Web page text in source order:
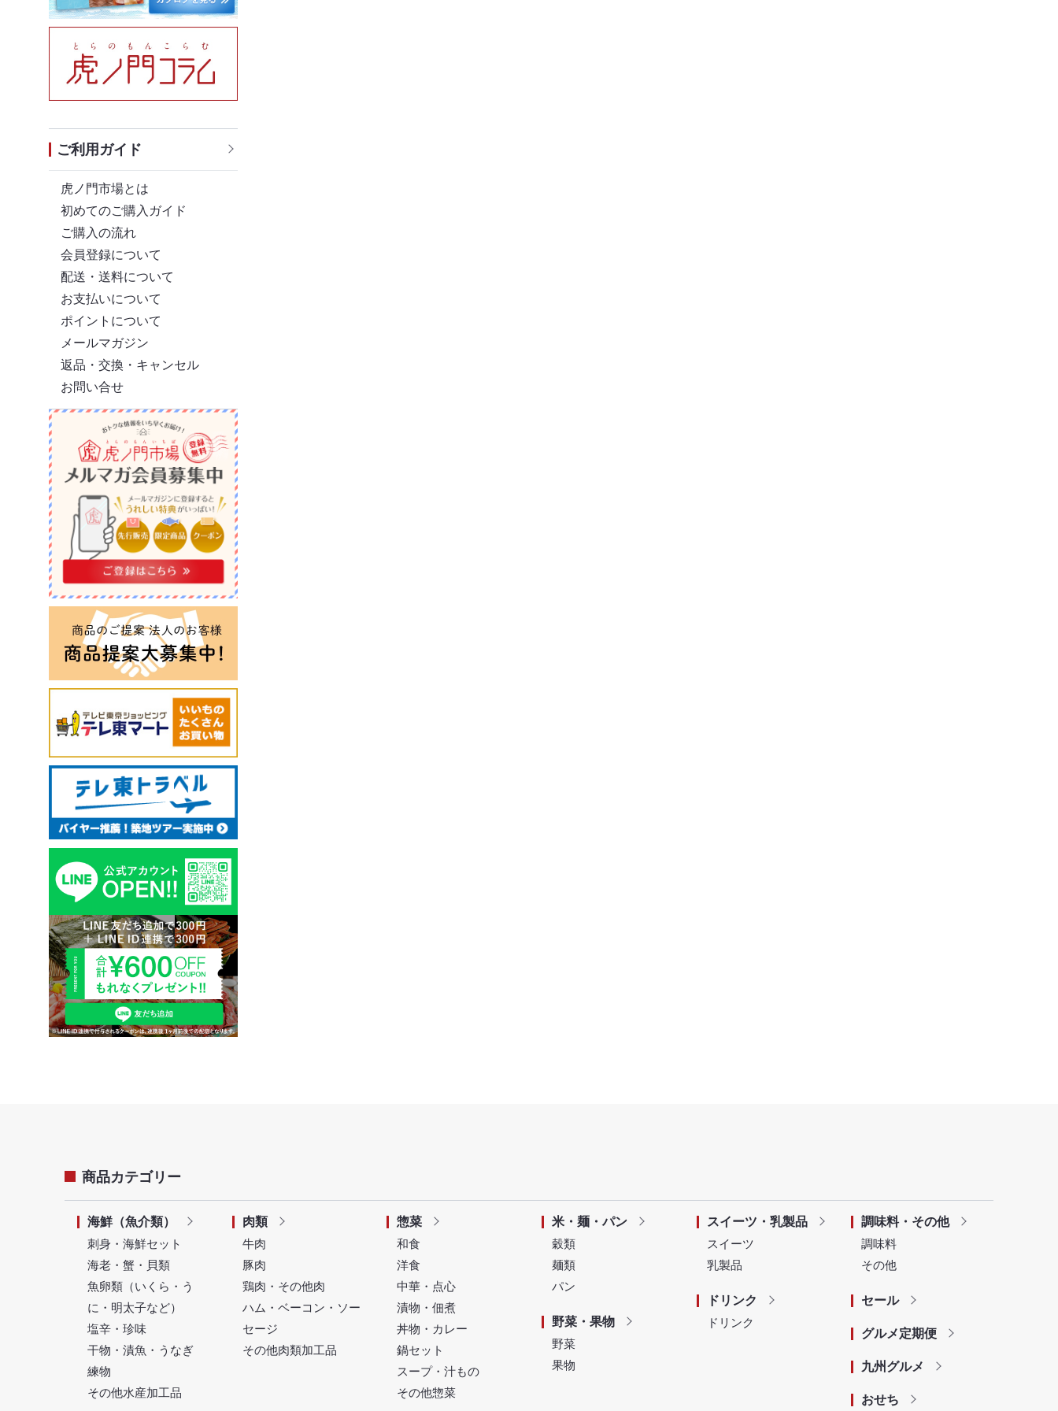
ご利用ガイド
虎ノ門市場とは
初めてのご購入ガイド
ご購入の流れ
会員登録について
配送・送料について
お支払いについて
ポイントについて
メールマガジン
返品・交換・キャンセル
お問い合せ
商品カテゴリー
海鮮（魚介類）
刺身・海鮮セット
海老・蟹・貝類
魚卵類（いくら・う
に・明太子など）
塩辛・珍味
干物・漬魚・うなぎ
練物
その他水産加工品
肉類
牛肉
豚肉
鶏肉・その他肉
ハム・ベーコン・ソー
セージ
その他肉類加工品
惣菜
和食
洋食
中華・点心
漬物・佃煮
丼物・カレー
鍋セット
スープ・汁もの
その他惣菜
米・麺・パン
穀類
麺類
パン
野菜・果物
野菜
果物
スイーツ・乳製品
スイーツ
乳製品
ドリンク
ドリンク
調味料・その他
調味料
その他
セール
グルメ定期便
九州グルメ
おせち